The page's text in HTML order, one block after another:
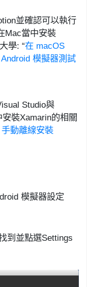
並確認可以執行
Mac當中安裝
學: “在 macOS
Android 模擬器測試
Studio與
安裝Xamarin的相關
手動離線安裝
模擬器設定
到並點選Settings